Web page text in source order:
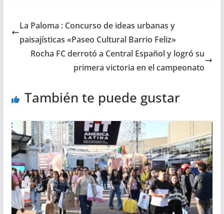
La Paloma : Concurso de ideas urbanas y
paisajísticas «Paseo Cultural Barrio Feliz»
Rocha FC derrotó a Central Español y logró su
primera victoria en el campeonato
También te puede gustar